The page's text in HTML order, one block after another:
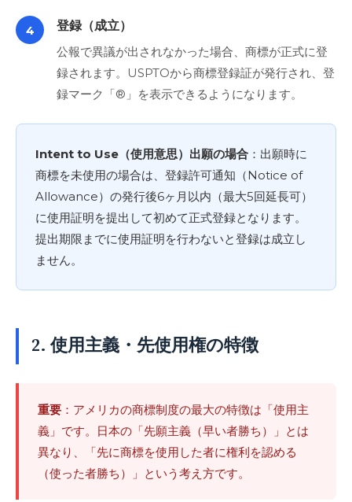
4
登録（成立）
公報で異議が出されなかった場合、商標が正式に登
録されます。USPTOから商標登録証が発行され、登
録マーク「®」を表示できるようになります。
Intent to Use（使用意思）出願の場合 ：出願時に
商標を未使用の場合は、登録許可通知（Notice of
Allowance）の発行後6ヶ月以内（最大5回延長可）
に使用証明を提出して初めて正式登録となります。
提出期限までに使用証明を行わないと登録は成立し
ません。
2. 使用主義・先使用権の特徴
重要 ：アメリカの商標制度の最大の特徴は「使用主
義」です。日本の「先願主義（早い者勝ち）」とは
異なり、「先に商標を使用した者に権利を認める
（使った者勝ち）」という考え方です。